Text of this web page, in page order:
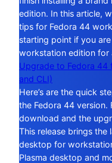
edition. In this article,
tips for Fedora 44
starting point if you
workstation edition
Upgrade to Fedora 44
and CLI)
Here’s are the quick
the Fedora 44 version.
download and the
This release brings the
desktop for
Plasma desktop and